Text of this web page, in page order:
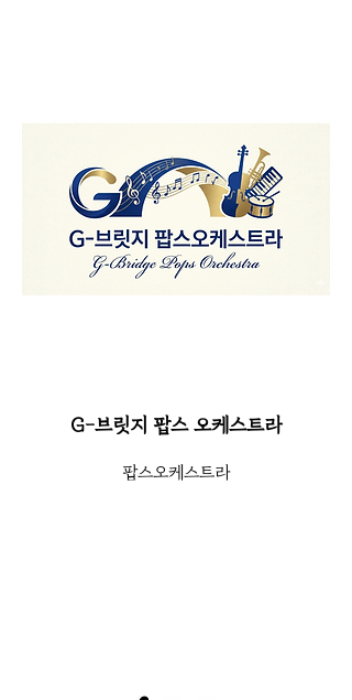
G-브릿지 팝스 오케스트라
팝스오케스트라